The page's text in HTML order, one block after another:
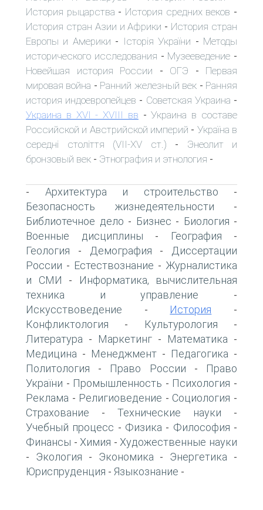
История рыцарства - История средних веков -
История стран Азии и Африки - История стран
Европы и Америки - Історія України - Методы
исторического исследования - Музееведение -
Новейшая история России - ОГЭ - Первая
мировая война - Ранний железный век - Ранняя
история индоевропейцев - Советская Украина -
Украина в XVI - XVIII вв -Украина в составе
Российской и Австрийской империй - Україна в
середні століття (VII-XV ст.) - Энеолит и
бронзовый век - Этнография и этнология -
- Архитектура и строительство -
Безопасность жизнедеятельности -
Библиотечное дело - Бизнес - Биология -
Военные дисциплины - География -
Геология - Демография -
Диссертации
России - Естествознание - Журналистика
и СМИ -
Информатика, вычислительная
техника и управление -
Искусствоведение - История -
Конфликтология - Культурология -
Литература - Маркетинг - Математика -
Медицина - Менеджмент - Педагогика -
Политология - Право России -
Право
України - Промышленность - Психология -
Реклама - Религиоведение - Социология -
Страхование - Технические науки -
Учебный процесс - Физика - Философия -
Финансы - Химия - Художественные науки
- Экология - Экономика - Энергетика -
Юриспруденция - Языкознание -